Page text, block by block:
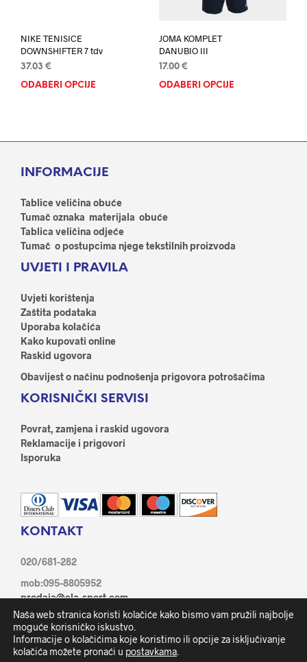
NIKE TENISICE
DOWNSHIFTER 7 tdv
37.03 €
ODABERI OPCIJE
Ovaj
varijanti.
na
proizvoda
JOMA KOMPLET
DANUBIO III
17.00 €
ODABERI OPCIJE
INFORMACIJE
Tablice veličina obuće
Tumač oznaka materijala obuće
Tablica veličina odjeće
Tumač o postupcima njege tekstilnih proizvoda
UVJETI I PRAVILA
Uvjeti korištenja
Zaštita podataka
Uporaba kolačića
Kako kupovati online
Raskid ugovora
Obavijest o načinu podnošenja prigovora potrošačima
KORISNIČKI SERVISI
Povrat, zamjena i raskid ugovora
Reklamacije i prigovori
Isporuka
KONTAKT
020/681-282
mob:095-8805952
prodaja@ela-sport.com
Ante Starčević 21/1, 20350 Metković
Facebook
Naša web stranica koristi kolačiće kako bismo vam pružili najbolje
moguće korisničko iskustvo.
Informacije o kolačićima koje koristimo ili opcije za isključivanje
kolačića možete pronaći u postavkama